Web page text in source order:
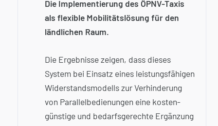
Die Implementierung des ÖPNV-Taxis
als flexible Mobilitäts­lösung für den
ländlichen Raum.
Die Ergebnisse zeigen, dass dieses
System bei Einsatz eines leistungs­fähigen
Widerstands­modells zur Verhinderung
von Parallel­bedienungen eine kosten­
günstige und bedarfs­gerechte Ergänzung